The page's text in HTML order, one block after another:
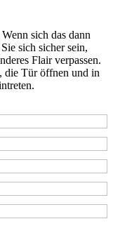
sich das dann
sich sicher sein,
Flair verpassen.
die Tür öffnen und in